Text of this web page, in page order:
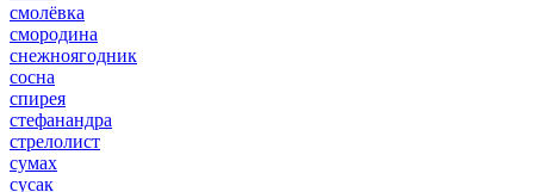
смолёвка
смородина
снежноягодник
сосна
спирея
стефанандра
стрелолист
сумах
сусак